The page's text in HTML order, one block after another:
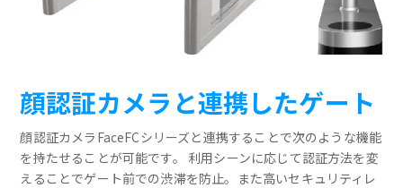
顔認証カメラと連携したゲート
顔認証カメラFaceFCシリーズと連携することで次のような機能
を持たせることが可能です。 利用シーンに応じて認証方法を変
えることでゲート前での渋滞を防止。また高いセキュリティレ